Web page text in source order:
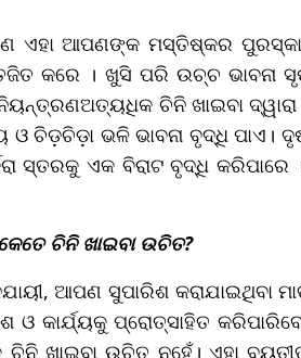
ଏହା ଆପଣଙ୍କ ମସ୍ତିଷ୍କର
କରେ । ଖୁସି ପରି ଉଚ୍ଚ ଭାବନା
ଚିନି ଖାଇବା
ଓ ଚିଡ଼ଚିଡ଼ା ଭଳି ଭାବନା ବୃଦ୍ଧି ପାଏ।
ସ୍ତରକୁ ଏକ ବିରାଟ ବୃଦ୍ଧି
ଚିନି ଖାଇବା ଉଚିତ?
ଆପଣ ସୁପାରିଶ କରାଯାଇଥିବା
କାର୍ଯ୍ୟକୁ ପ୍ରୋତ୍ସାହିତ
ଖାଇବା ଉଚିତ୍ ନୁହେଁ। ଏହା